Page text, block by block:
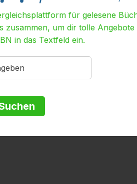
für gelesene
zusammen, um dir tolle Angebote
in das Textfeld ein.